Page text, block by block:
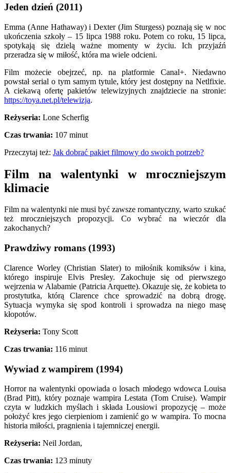
Jeden dzień (2011)
Emma (Anne Hathaway) i Dexter (Jim Sturgess) poznają się w noc
ukończenia szkoły – 15 lipca 1988 roku. Potem co roku, 15 lipca,
spotykają się dzielą ważne momenty w życiu. Ich przyjaźń
przeradza się w miłość, która ma wiele odcieni.
Film możecie obejrzeć, np. na platformie Canal+. Niedawno
powstał serial o tym samym tytule, który jest dostępny na Netlfixie.
A ciekawą ofertę pakietów telewizyjnych znajdziecie na stronie:
https://toya.net.pl/telewizja.
Reżyseria: Lone Scherfig
Czas trwania: 107 minut
Przeczytaj też: Jak dobrać pakiet filmowy do swoich potrzeb?
Film na walentynki w mroczniejszym
klimacie
Film na walentynki nie musi być zawsze romantyczny, warto szukać
też mroczniejszych propozycji. Co wybrać na wieczór dla
zakochanych?
Prawdziwy romans (1993)
Clarence Worley (Christian Slater) to miłośnik komiksów i kina,
którego inspiruje Elvis Presley. Zakochuje się od pierwszego
wejrzenia w Alabamie (Patricia Arquette). Okazuje się, że kobieta to
prostytutka, którą Clarence chce sprowadzić na dobrą drogę.
Sytuacja wymyka się spod kontroli i sprowadza na niego masę
kłopotów.
Reżyseria: Tony Scott
Czas trwania: 116 minut
Wywiad z wampirem (1994)
Horror na walentynki opowiada o losach młodego wdowca Louisa
(Brad Pitt), który poznaje wampira Lestata (Tom Cruise). Wampir
czyta w ludzkich myślach i składa Lousiowi propozycję – może
położyć kres jego cierpieniom i zamienić go w wampira. To mocna
historia miłości, pragnienia i tajemniczej energii.
Reżyseria: Neil Jordan,
Czas trwania: 123 minuty